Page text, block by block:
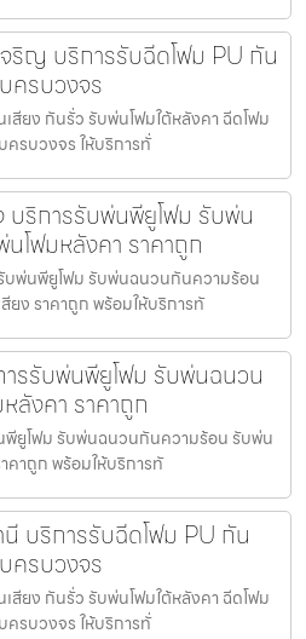
ริญ บริการรับฉีดโฟม PU กัน
ครบวงจร
สียง กันรั่ว รับพ่นโฟมใต้หลังคา ฉีดโฟม
รบวงจร ให้บริการทั่
บริการรับพ่นพียูโฟม รับพ่น
โฟมหลังคา ราคาถูก
บพ่นพียูโฟม รับพ่นฉนวนกันความร้อน
ง ราคาถูก พร้อมให้บริการทั
รรับพ่นพียูโฟม รับพ่นฉนวน
ลังคา ราคาถูก
ยูโฟม รับพ่นฉนวนกันความร้อน รับพ่น
คาถูก พร้อมให้บริการทั
บริการรับฉีดโฟม PU กัน
ครบวงจร
สียง กันรั่ว รับพ่นโฟมใต้หลังคา ฉีดโฟม
รบวงจร ให้บริการทั่